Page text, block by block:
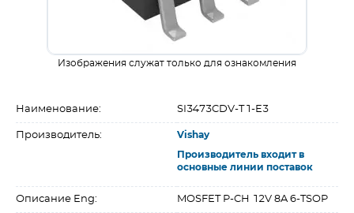
Изображения служат только для ознакомления
Наименование: SI3473CDV-T1-E3
Производитель: Vishay
Производитель входит в
основные линии поставок
Описание Eng: MOSFET P-CH 12V 8A 6-TSOP